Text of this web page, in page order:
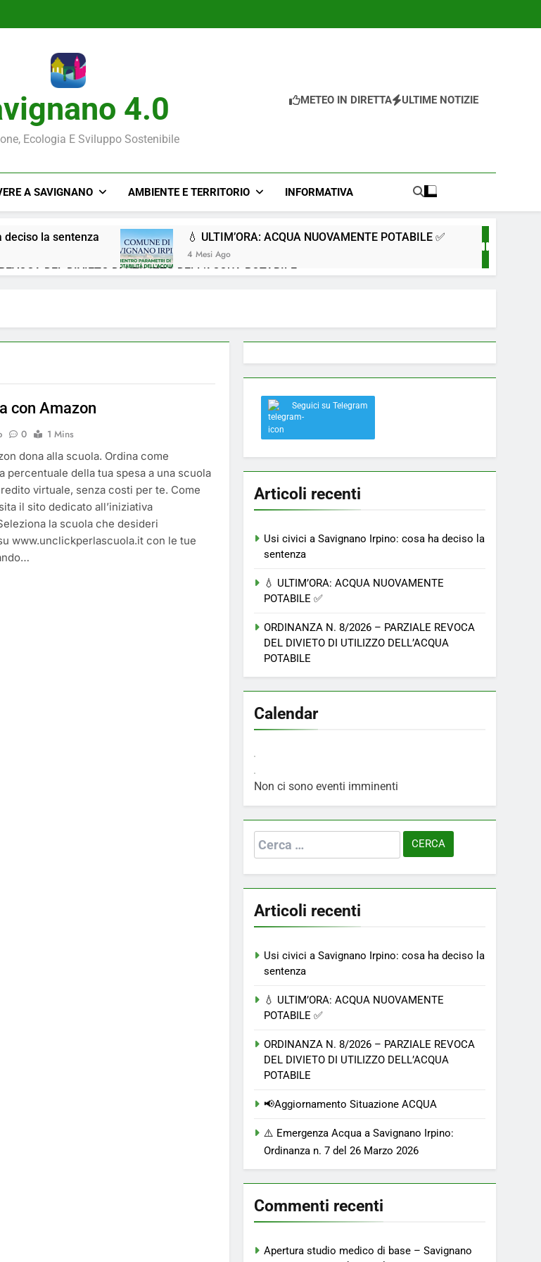
4.0
Ecologia E Sviluppo Sostenibile
METEO IN DIRETTA ULTIME NOTIZIE
A SAVIGNANO AMBIENTE E TERRITORIO INFORMATIVA
deciso la sentenza 💧 ULTIM’ORA: ACQUA NUOVAMENTE POTABILE ✅
4 Mesi Ago
DEL DIVIETO DI UTILIZZO DELL’ACQUA POTABILE
Ordinanza n. 7 del 26 Marzo 2026
Postamat chiuso di notte a Savignano: misura anti-rapina fino alle 8:30
nuova grafica del blog dedicato al futuro del nostro paese
Savignano Irpino!
cellulari anche a Savignano
con Amazon
0
1 Mins
dona alla scuola. Ordina come
percentuale della tua spesa a una scuola
virtuale, senza costi per te. Come
il sito dedicato all’iniziativa
la scuola che desideri
www.unclickperlascuola.it con le tue
Seguici su Telegram
Articoli recenti
Usi civici a Savignano Irpino: cosa ha deciso la
sentenza
💧 ULTIM’ORA: ACQUA NUOVAMENTE
POTABILE ✅
ORDINANZA N. 8/2026 – PARZIALE REVOCA
DEL DIVIETO DI UTILIZZO DELL’ACQUA
POTABILE
Calendar
Non ci sono eventi imminenti
Ricerca
per:
Articoli recenti
Usi civici a Savignano Irpino: cosa ha deciso la
sentenza
💧 ULTIM’ORA: ACQUA NUOVAMENTE
POTABILE ✅
ORDINANZA N. 8/2026 – PARZIALE REVOCA
DEL DIVIETO DI UTILIZZO DELL’ACQUA
POTABILE
📢Aggiornamento Situazione ACQUA
⚠️ Emergenza Acqua a Savignano Irpino:
Ordinanza n. 7 del 26 Marzo 2026
Commenti recenti
Apertura studio medico di base – Savignano